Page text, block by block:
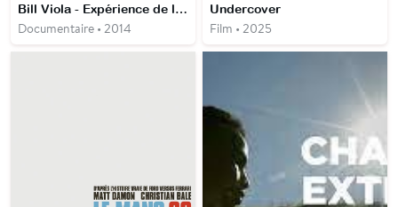
Bill Viola - Expérience de l'infini
Documentaire • 2014
Undercover
Film • 2025